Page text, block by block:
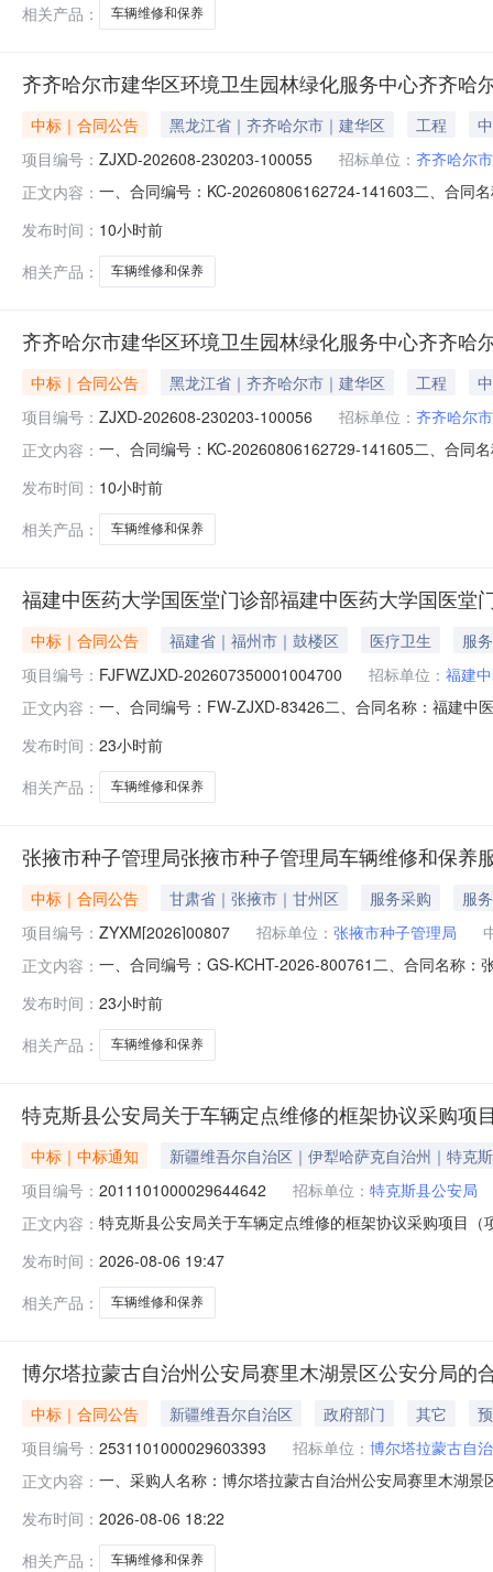
相关产品：
车辆维修和保养
齐齐哈尔市建华区环境卫生园林绿化服务中心齐齐
中标｜合同公告 黑龙江省｜齐齐哈尔市｜建华区 工程
项目编号： ZJXD-202608-230203-100055 招标单位： 齐齐哈尔
正文内容： 一、合同编号：KC-20260806162724-141603二、合同
建华区双华路33号联系方式：13089733733供应商(乙
发布时间： 10小时前
相关产品：
车辆维修和保养
齐齐哈尔市建华区环境卫生园林绿化服务中心齐齐
中标｜合同公告 黑龙江省｜齐齐哈尔市｜建华区 工程
项目编号： ZJXD-202608-230203-100056 招标单位： 齐齐哈尔
正文内容： 一、合同编号：KC-20260806162729-141605二、合同
建华区双华路33号联系方式：13089733733供应商(乙
发布时间： 10小时前
相关产品：
车辆维修和保养
福建中医药大学国医堂门诊部福建中医药大学国医
中标｜合同公告 福建省｜福州市｜鼓楼区 医疗卫生
服务
项目编号： FJFWZJXD-202607350001004700 招标单位： 福建
正文内容： 一、合同编号：FW-ZJXD-83426二、合同名称：福建中
20号楼602联系方式：15060404141供应商(乙方)：福建
发布时间： 23小时前
相关产品：
车辆维修和保养
张掖市种子管理局张掖市种子管理局车辆维修和保养
中标｜合同公告 甘肃省｜张掖市｜甘州区 服务采购
服务
项目编号： ZYXM[2026]00807 招标单位： 张掖市种子管理局
正文内容： 一、合同编号：GS-KCHT-2026-800761二、合同名称
张掖市甘州区张火公路1.5公里处联系方式：
发布时间： 23小时前
相关产品：
车辆维修和保养
特克斯县公安局关于车辆定点维修的框架协议采购项
中标｜中标通知
新疆维吾尔自治区｜伊犁哈萨克自治州｜特克
项目编号： 2011101000029644642 招标单位： 特克斯县公安局
正文内容： 特克斯县公安局关于车辆定点维修的框架协议采购项目
编码:654027项目所在行政区划名称:新疆维吾尔自治区
发布时间： 2026-08-06 19:47
相关产品：
车辆维修和保养
博尔塔拉蒙古自治州公安局赛里木湖景区公安分局的
中标｜合同公告 新疆维吾尔自治区 政府部门 其它
项目编号： 2531101000029603393 招标单位： 博尔塔拉蒙古自
正文内容： 一、采购人名称：博尔塔拉蒙古自治州公安局赛里木湖
修和保养详见附件件1.0027302730服务要求或标的基本
发布时间： 2026-08-06 18:22
相关产品：
车辆维修和保养